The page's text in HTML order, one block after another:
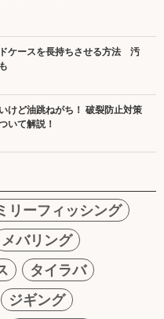
ケースを長持ちさせる方法 汚
けど油跳ねがち！ 破裂防止対策
いて解説！
リーフィッシング
メバリング
タイラバ
ジギング